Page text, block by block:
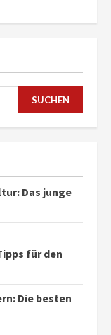
SUCHEN
Das junge
für den
Die besten